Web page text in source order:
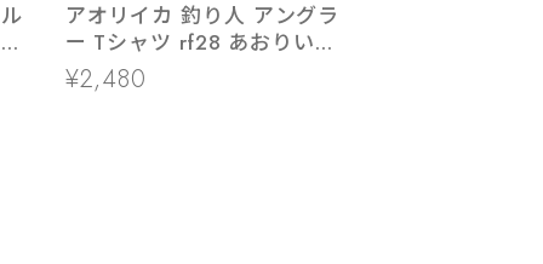
アオリイカ 釣り人 アングラ
ー Tシャツ rf28 あおりいか
ルアーフィッシング エギン
グ 餌木 海釣り 父の日ギフ
¥2,480